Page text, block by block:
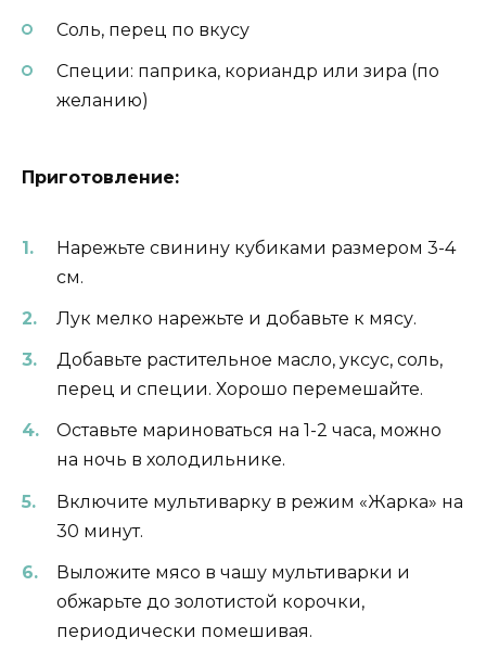
Соль, перец по вкусу
Специи: паприка, кориандр или зира (по
желанию)
Приготовление:
Нарежьте свинину кубиками размером 3-4
см.
Лук мелко нарежьте и добавьте к мясу.
Добавьте растительное масло, уксус, соль,
перец и специи. Хорошо перемешайте.
Оставьте мариноваться на 1-2 часа, можно
на ночь в холодильнике.
Включите мультиварку в режим «Жарка» на
30 минут.
Выложите мясо в чашу мультиварки и
обжарьте до золотистой корочки,
периодически помешивая.